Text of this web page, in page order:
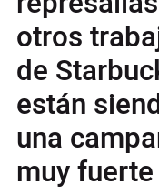
otros
de
están
una
muy fuerte